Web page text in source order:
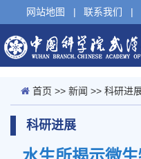
网站地图 | 联系我们 |
首页 >> 新闻 >> 科研进
科研进展